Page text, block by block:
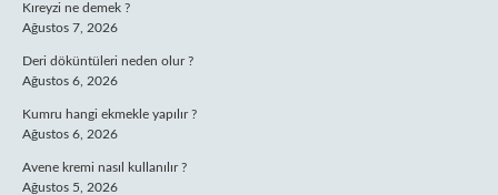
Kıreyzi ne demek ?
Ağustos 7, 2026
Deri döküntüleri neden olur ?
Ağustos 6, 2026
Kumru hangi ekmekle yapılır ?
Ağustos 6, 2026
Avene kremi nasıl kullanılır ?
Ağustos 5, 2026